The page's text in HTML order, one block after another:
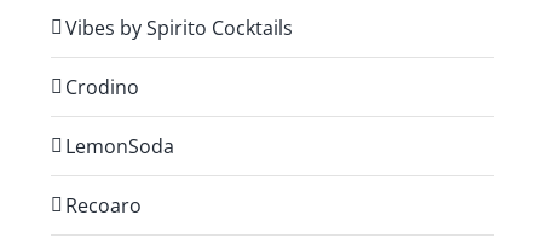
Vibes by Spirito Cocktails
Crodino
LemonSoda
Recoaro